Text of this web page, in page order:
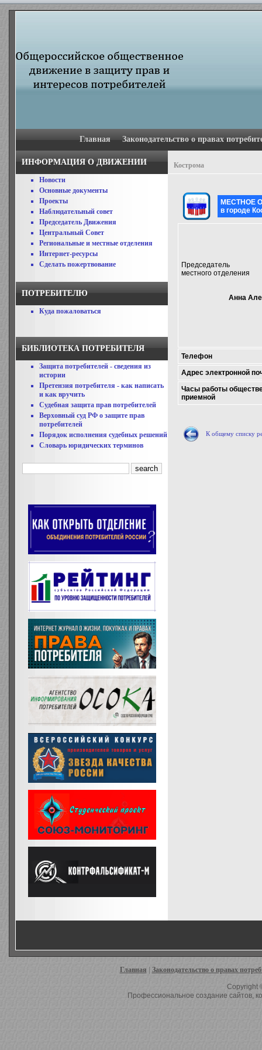
Главная Законодательство о правах
ИНФОРМАЦИЯ О ДВИЖЕНИИ
Новости
Основные документы
Проекты
Наблюдательный совет
Председатель Движения
Центральный Совет
Региональные и местные отделения
Интернет-ресурсы
Сделать пожертвование
ПОТРЕБИТЕЛЮ
Куда пожаловаться
БИБЛИОТЕКА ПОТРЕБИТЕЛЯ
Защита потребителей - сведения из
истории
Претензия потребителя - как написать
и как вручить
Судебная защита прав потребителей
Верховный суд РФ о защите прав
потребителей
Порядок исполнения судебных решений
Словарь юридических терминов
Кострома
МЕСТНОЕ
в городе
Председатель
местного отделения
Анна
Телефон
Адрес электронной
Часы работы
приемной
К общему списку
Главная Законодательство о правах
Copyright
Профессиональное создание сайтов,